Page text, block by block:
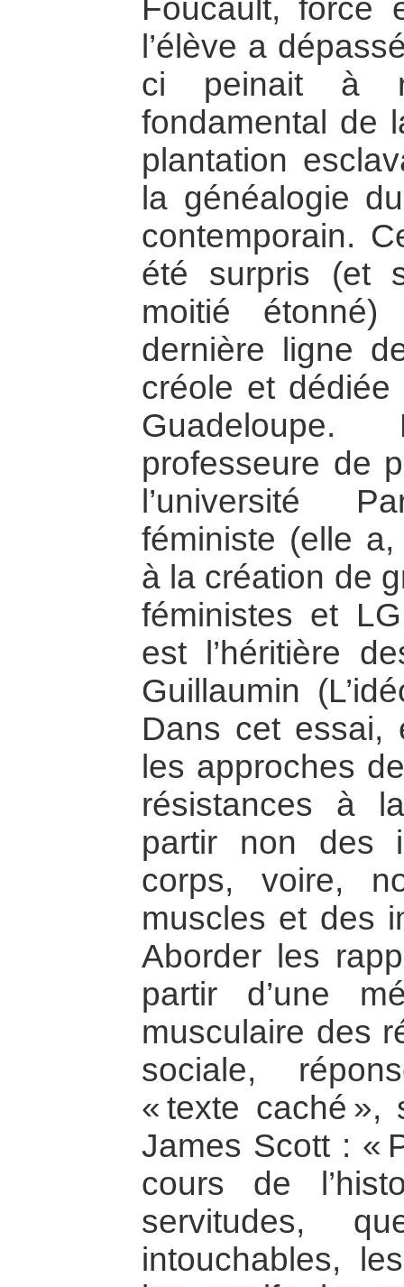
Foucault, force
l’élève a
ci peinait à
fondamental de
plantation
la généalogie
contemporain.
été surpris (et
moitié
dernière ligne
créole et
professeure de
l’université
féministe (elle
à la création de
féministes et
est l’héritière
Guillaumin
Dans cet essai,
les approches
résistances à
partir non des
corps, voire,
muscles et des
Aborder les
partir d’une
musculaire des
sociale,
« texte caché »,
James Scott : «
cours de
servitudes,
intouchables,